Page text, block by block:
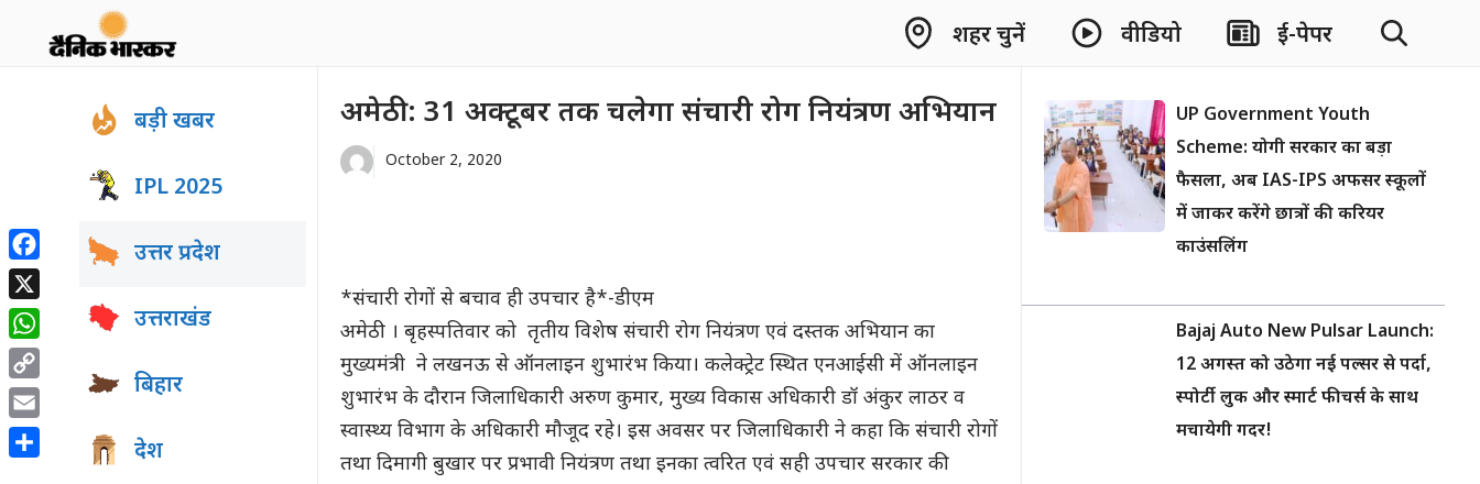
शहर चुनें वीडियो ई-पेपर
अमेठी : 31 अक्टूबर तक चलेगा संचारी रोग नियंत्रण अभियान
October 2, 2020
*संचारी रोगों से बचाव ही उपचार है*-डीएम
अमेठी । बृहस्पतिवार को तृतीय विशेष संचारी रोग नियंत्रण एवं दस्तक अभियान का
मुख्यमंत्री ने लखनऊ से ऑनलाइन शुभारंभ किया। कलेक्ट्रेट स्थित एनआईसी में ऑनलाइन
शुभारंभ के दौरान जिलाधिकारी अरुण कुमार, मुख्य विकास अधिकारी डॉ अंकुर लाठर व
स्वास्थ्य विभाग के अधिकारी मौजूद रहे। इस अवसर पर जिलाधिकारी ने कहा कि संचारी रोगों
तथा दिमागी बुखार पर प्रभावी नियंत्रण तथा इनका त्वरित एवं सही उपचार सरकार की
बड़ी खबर
IPL 2025
उत्तर प्रदेश
उत्तराखंड
बिहार
देश
UP Government Youth
Scheme: योगी सरकार का बड़ा
फैसला, अब IAS-IPS अफसर स्कूलों
में जाकर करेंगे छात्रों की करियर
काउंसलिंग
Bajaj Auto New Pulsar Launch:
12 अगस्त को उठेगा नई पल्सर से पर्दा,
स्पोर्टी लुक और स्मार्ट फीचर्स के साथ
मचायेगी गदर!
Facebook
X
WhatsApp
Copy
Link
Email